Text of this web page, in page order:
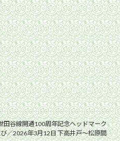
田谷線開通100周年記念ヘッドマーク
／2026年3月12日 下高井戸〜松原間